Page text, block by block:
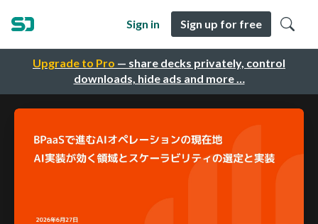
Upgrade to Pro — share decks privately, control
downloads, hide ads and more …
Sign in Sign up for free